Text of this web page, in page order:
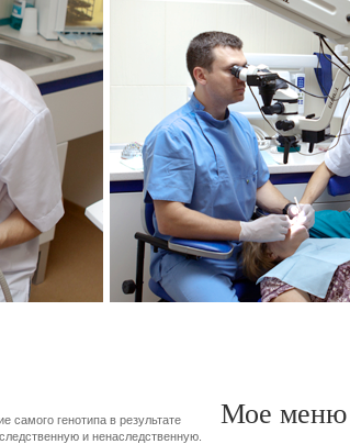
самого генотипа в результате
и ненаследственную.
Мое меню